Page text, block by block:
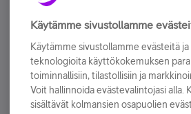
Tilaa Telian uutiskirje ja olet
sähköpostiisi.
Tilaa nyt
Käytämme sivustollamme
Käytämme sivustollamme evästeitä ja
teknologioita käyttökokemuksen
toiminnallisiin, tilastollisiin ja
Voit hallinnoida evästevalintojasi alla.
sisältävät kolmansien osapuolien